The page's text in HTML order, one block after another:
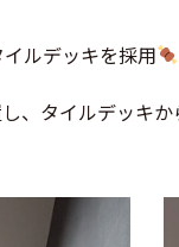
ルデッキを採用
、タイルデッキ